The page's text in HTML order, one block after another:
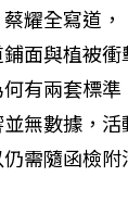
耀全寫道
面與植被
有兩套標
無數據，
需隨函檢附